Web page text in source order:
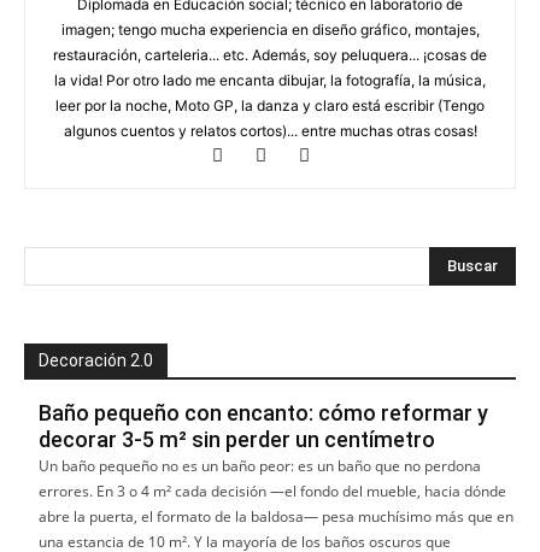
Diplomada en Educación social; técnico en laboratorio de
imagen; tengo mucha experiencia en diseño gráfico, montajes,
restauración, carteleria... etc. Además, soy peluquera... ¡cosas de
la vida! Por otro lado me encanta dibujar, la fotografía, la música,
leer por la noche, Moto GP, la danza y claro está escribir (Tengo
algunos cuentos y relatos cortos)... entre muchas otras cosas!
Decoración 2.0
Baño pequeño con encanto: cómo reformar y
decorar 3-5 m² sin perder un centímetro
Un baño pequeño no es un baño peor: es un baño que no perdona
errores. En 3 o 4 m² cada decisión —el fondo del mueble, hacia dónde
abre la puerta, el formato de la baldosa— pesa muchísimo más que en
una estancia de 10 m². Y la mayoría de los baños oscuros que